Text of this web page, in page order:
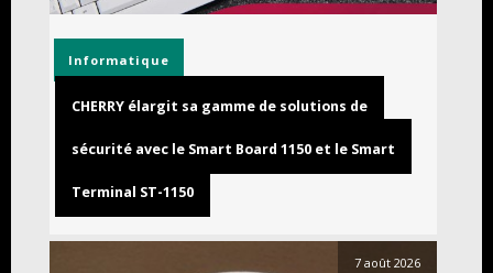
Informatique
CHERRY élargit sa gamme de solutions de
sécurité avec le Smart Board 1150 et le Smart
Terminal ST-1150
7 août 2026